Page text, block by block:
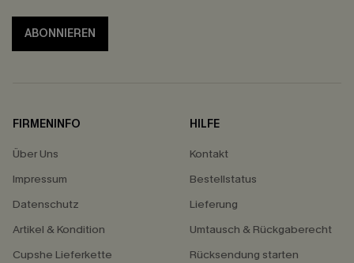
ABONNIEREN
FIRMENINFO
Über Uns
Impressum
Datenschutz
Artikel & Kondition
Cupshe Lieferkette
HILFE
Kontakt
Bestellstatus
Lieferung
Umtausch & Rückgaberecht
Rücksendung starten